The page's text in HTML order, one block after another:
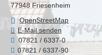
77948 Friesenheim
OpenStreetMap
E-Mail senden
07821 / 6337-0
07821 / 6337-90